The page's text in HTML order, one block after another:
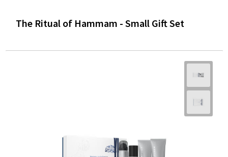
The Ritual of Hammam - Small Gift Set